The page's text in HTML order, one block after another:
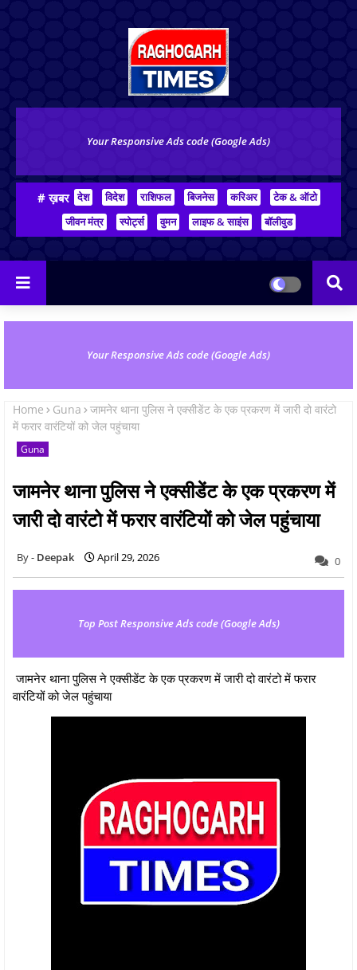
Your Responsive Ads code (Google Ads)
# ख़बर देश विदेश राशिफल बिजनेस करिअर
टेक & ऑटो
जीवन मंत्र
स्पोर्ट्स वुमन लाइफ & साइंस बॉलीवुड
Your Responsive Ads code (Google Ads)
Home Guna
जामनेर थाना पुलिस ने एक्सीडेंट के एक प्रकरण में जारी दो वारंटो
में फरार वारंटियों को जेल पहुंचाया
Guna
जामनेर थाना पुलिस ने एक्सीडेंट के एक प्रकरण में
जारी दो वारंटो में फरार वारंटियों को जेल पहुंचाया
Deepak April 29, 2026 0
Top Post Responsive Ads code (Google Ads)
जामनेर थाना पुलिस ने एक्सीडेंट के एक प्रकरण में जारी दो वारंटो में फरार
वारंटियों को जेल पहुंचाया